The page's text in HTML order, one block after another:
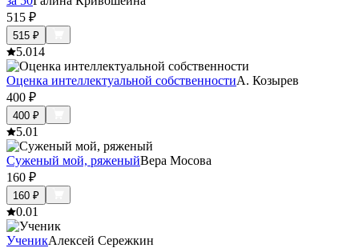
515 ₽
515 ₽
5.014
Оценка интеллектуальной собственностиА. Козырев
400 ₽
400 ₽
5.01
Суженый мой, ряженыйВера Мосова
160 ₽
160 ₽
0.01
УченикАлексей Сережкин